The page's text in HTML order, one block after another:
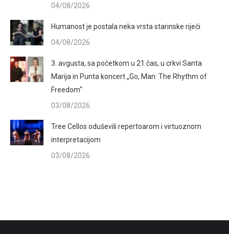
04/08/2026
Humanost je postala neka vrsta starinske riječi
04/08/2026
3. avgusta, sa početkom u 21 čas, u crkvi Santa
Marija in Punta koncert „Go, Man: The Rhythm of
Freedom“
03/08/2026
Tree Cellos oduševili repertoarom i virtuoznom
interpretacijom
03/08/2026